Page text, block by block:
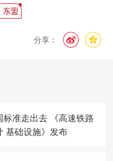
东盟
分享：
标准走出去 《高速铁路
基础设施》发布